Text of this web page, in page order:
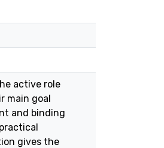
active role
main goal
and binding
gives the